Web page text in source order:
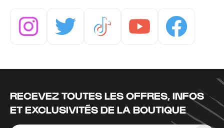
RECEVEZ TOUTES LES OFFRES, INFOS
ET EXCLUSIVITÉS DE LA BOUTIQUE